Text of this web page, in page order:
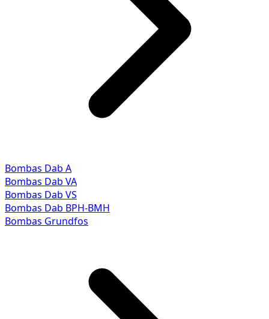
Bombas Dab A
Bombas Dab VA
Bombas Dab VS
Bombas Dab BPH-BMH
Bombas Grundfos